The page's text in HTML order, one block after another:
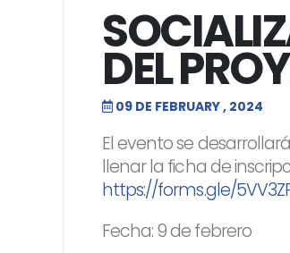
DEL
09 DE FEBRUARY , 2024
El evento se
llenar la ficha de
https://forms.gle/
Fecha: 9 de febrero